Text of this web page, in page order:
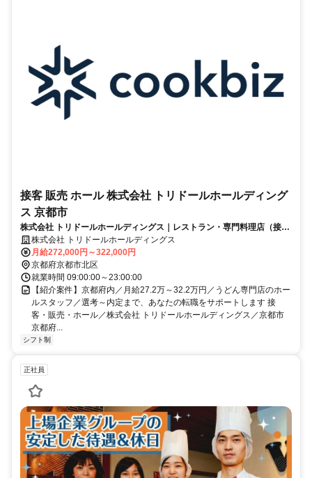
接客 販売 ホール 株式会社 トリドールホールディング
ス 京都市
株式会社 トリドールホールディングス｜レストラン・専門料理店（接
客・販売・ホール）
株式会社 トリドールホールディングス
月給272,000円～322,000円
京都府京都市北区
就業時間 09:00:00～23:00:00
【紹介案件】京都府内／月給27.2万～32.2万円／うどん専門店のホー
ルスタッフ／選考～内定まで、あなたの転職をサポートします 接
客・販売・ホール／株式会社 トリドールホールディングス／京都市
京都府...
シフト制
正社員